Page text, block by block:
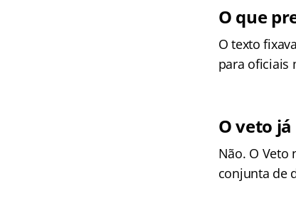
O que
O texto
para oficiais
O veto
Não. O Veto
conjunta de